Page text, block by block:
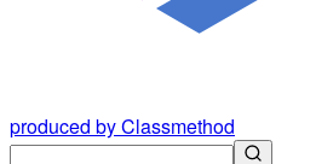
produced by Classmethod